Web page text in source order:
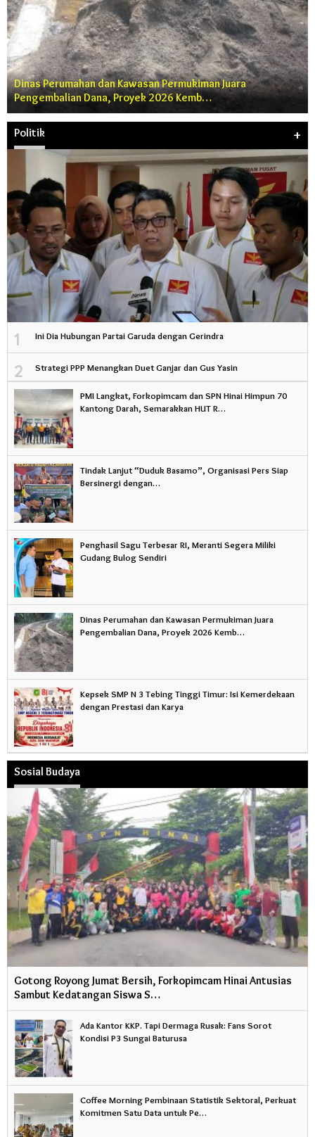
Dinas Perumahan dan Kawasan Permukiman Juara
Pengembalian Dana, Proyek 2026 Kemb…
Politik +
1 Ini Dia Hubungan Partai Garuda dengan Gerindra
2 Strategi PPP Menangkan Duet Ganjar dan Gus Yasin
PMI Langkat, Forkopimcam dan SPN Hinai Himpun 70
Kantong Darah, Semarakkan HUT R…
Tindak Lanjut “Duduk Basamo”, Organisasi Pers Siap
Bersinergi dengan…
Penghasil Sagu Terbesar RI, Meranti Segera Miliki
Gudang Bulog Sendiri
Dinas Perumahan dan Kawasan Permukiman Juara
Pengembalian Dana, Proyek 2026 Kemb…
Kepsek SMP N 3 Tebing Tinggi Timur: Isi Kemerdekaan
dengan Prestasi dan Karya
Sosial Budaya
Gotong Royong Jumat Bersih, Forkopimcam Hinai Antusias
Sambut Kedatangan Siswa S…
Ada Kantor KKP. Tapi Dermaga Rusak: Fans Sorot
Kondisi P3 Sungai Baturusa
Coffee Morning Pembinaan Statistik Sektoral, Perkuat
Komitmen Satu Data untuk Pe…